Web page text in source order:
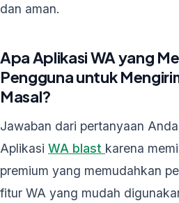
dan aman.
Apa Aplikasi WA yang
Pengguna untuk
Masal?
Jawaban dari pertanyaan
Aplikasi WA blast karena
premium yang memudahkan
fitur WA yang mudah